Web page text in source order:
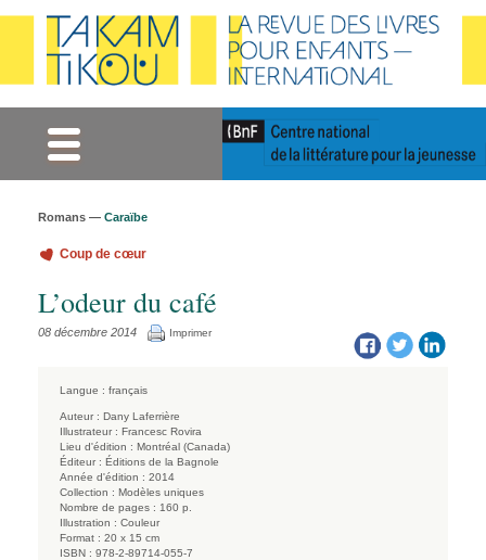
Romans — Caraïbe
Coup de cœur
L’odeur du café
08 décembre 2014 Imprimer
Langue : français
Auteur : Dany Laferrière
Illustrateur : Francesc Rovira
Lieu d'édition : Montréal (Canada)
Éditeur : Éditions de la Bagnole
Année d'édition : 2014
Collection : Modèles uniques
Nombre de pages : 160 p.
Illustration : Couleur
Format : 20 x 15 cm
ISBN : 978-2-89714-055-7